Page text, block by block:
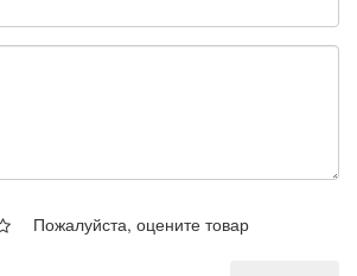
Пожалуйста, оцените товар